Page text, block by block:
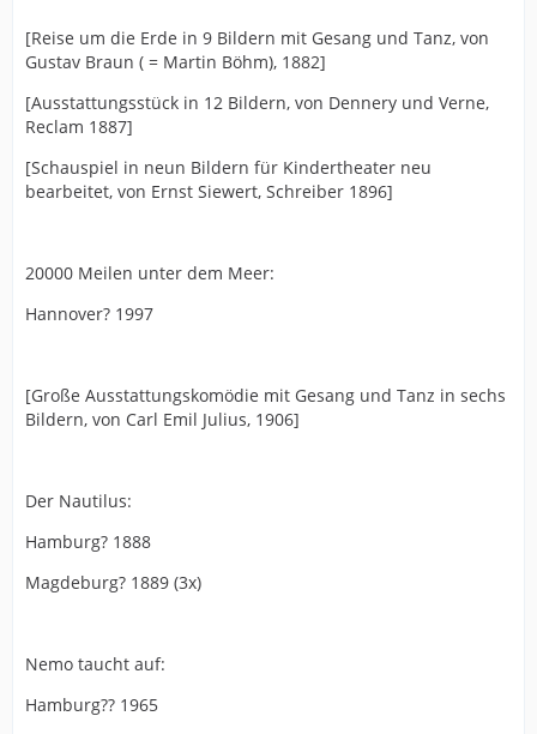
[Reise um die Erde in 9 Bildern mit Gesang und Tanz, von
Gustav Braun ( = Martin Böhm), 1882]
[Ausstattungsstück in 12 Bildern, von Dennery und Verne,
Reclam 1887]
[Schauspiel in neun Bildern für Kindertheater neu
bearbeitet, von Ernst Siewert, Schreiber 1896]
20000 Meilen unter dem Meer:
Hannover? 1997
[Große Ausstattungskomödie mit Gesang und Tanz in sechs
Bildern, von Carl Emil Julius, 1906]
Der Nautilus:
Hamburg? 1888
Magdeburg? 1889 (3x)
Nemo taucht auf:
Hamburg?? 1965